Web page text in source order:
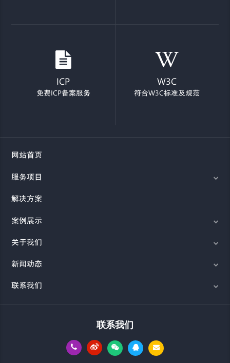
ICP
免费ICP备案服务
W3C
符合W3C标准及规范
网站首页
服务项目
解决方案
案例展示
关于我们
新闻动态
联系我们
联系我们